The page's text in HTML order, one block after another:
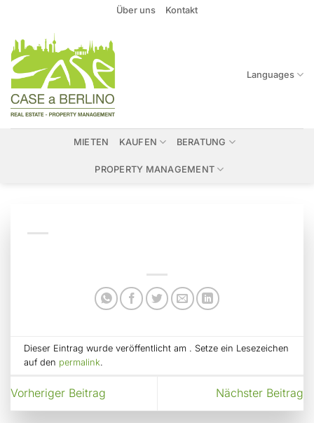
springen
Über uns Kontakt
Languages
MIETEN KAUFEN BERATUNG
PROPERTY MANAGEMENT
Dieser Eintrag wurde veröffentlicht am . Setze ein Lesezeichen
auf den permalink.
Vorheriger Beitrag Nächster Beitrag